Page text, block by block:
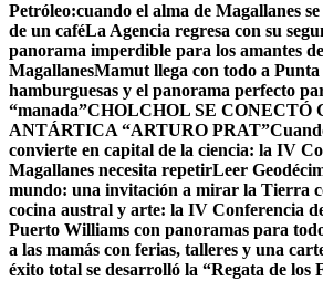
Petróleo:cuando el alma de Magallanes
de un caféLa Agencia regresa con su
panorama imperdible para los amantes
MagallanesMamut llega con todo a
hamburguesas y el panorama perfecto
“manada”CHOLCHOL SE CONECTÓ
ANTÁRTICA “ARTURO PRAT”
convierte en capital de la ciencia: la IV
Magallanes necesita repetirLeer
mundo: una invitación a mirar la Tierra
cocina austral y arte: la IV Conferencia
Puerto Williams con panoramas para
a las mamás con ferias, talleres y una
éxito total se desarrolló la “Regata de los